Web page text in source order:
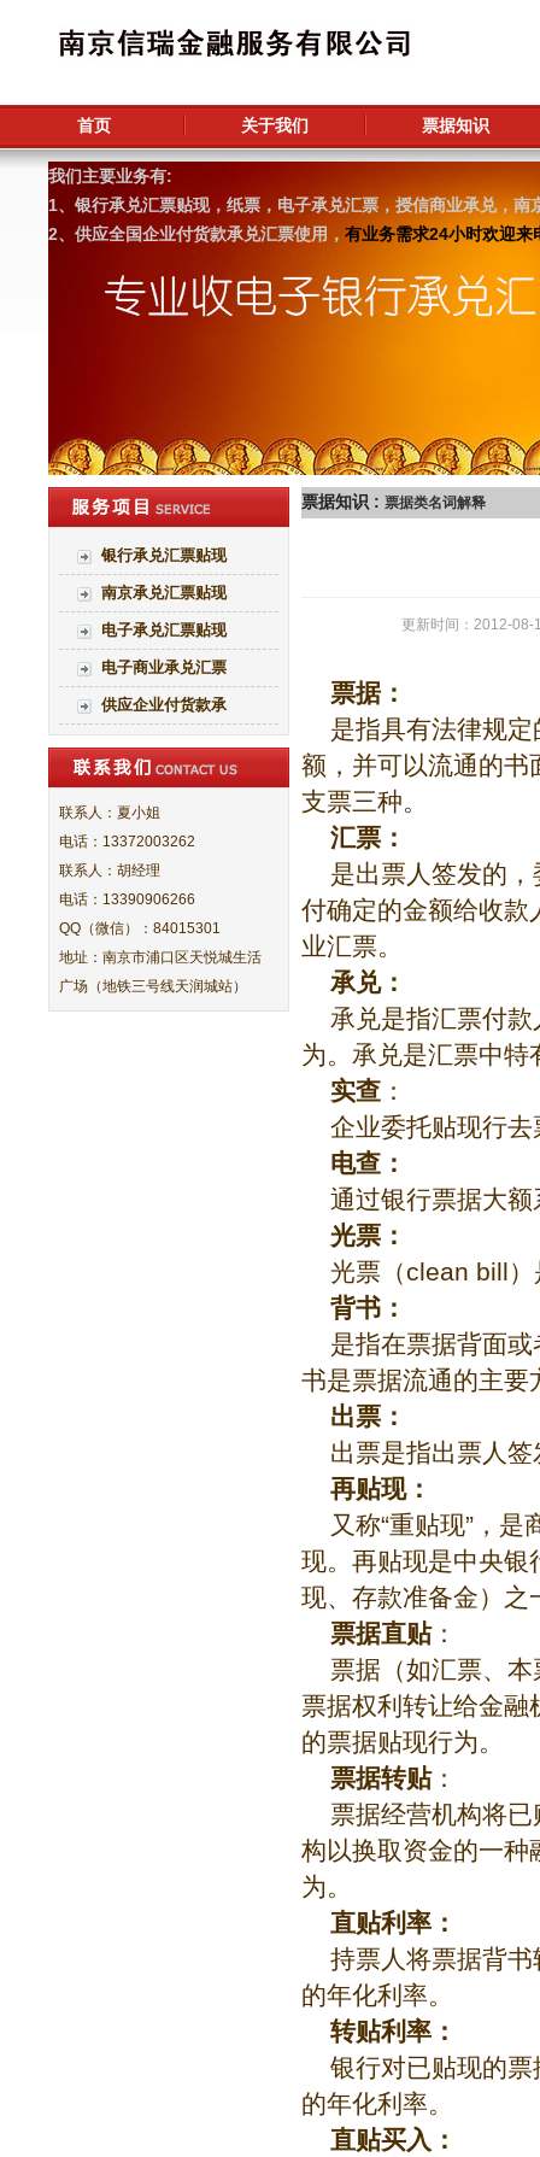
首页 关于我们 票据知识
我们主要业务有:
1、银行承兑汇票贴现，纸票，电子承兑汇票，授信商业承兑，南
2、供应全国企业付货款承兑汇票使用， 有业务需求24小时欢迎
银行承兑汇票贴现
南京承兑汇票贴现
电子承兑汇票贴现
电子商业承兑汇票
供应企业付货款承
联系人：夏小姐
电话：13372003262
联系人：胡经理
电话：13390906266
QQ（微信）：84015301
地址：南京市浦口区天悦城生活
广场（地铁三号线天润城站）
票据知识 : 票据类名词解释
更新时间：2012-08-
票据：
是指具有法律规
额，并可以流通的书
支票三种。
汇票：
是出票人签发的
付确定的金额给收款
业汇票。
承兑：
承兑是指汇票付
为。承兑是汇票中特
实查 ：
企业委托贴现行
电查：
通过银行票据大
光票：
光票（clean bill
背书：
是指在票据背面
书是票据流通的主要
出票：
出票是指出票人
再贴现：
又称“重贴现”，
现。再贴现是中央银
现、存款准备金）之
票据直贴：
票据（如汇票、
票据权利转让给金
的票据贴现行为。
票据转贴：
票据经营机构将
构以换取资金的一种
为。
直贴利率：
持票人将票据背
的年化利率。
转贴利率：
银行对已贴现的
的年化利率。
直贴买入：